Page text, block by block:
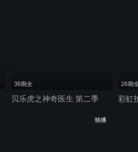
36期全
贝乐虎之神奇医生 第二季
26期
彩虹
独播